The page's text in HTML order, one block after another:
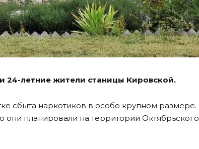
24-летние жители станицы Кировской.
сбыта наркотиков в особо крупном размере.
планировали на территории Октябрьского